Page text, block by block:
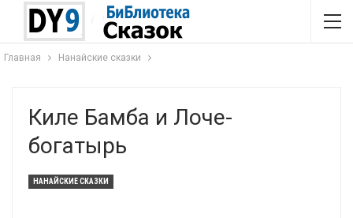
Главная Нанайские сказки
Киле Бамба и Лоче-
богатырь
НАНАЙСКИЕ СКАЗКИ